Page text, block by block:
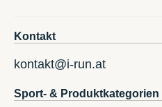
Kontakt
kontakt@i-run.at
Sport- & Produktkategorien